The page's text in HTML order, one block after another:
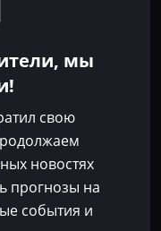
мы
свою
новостях
прогнозы на
события и